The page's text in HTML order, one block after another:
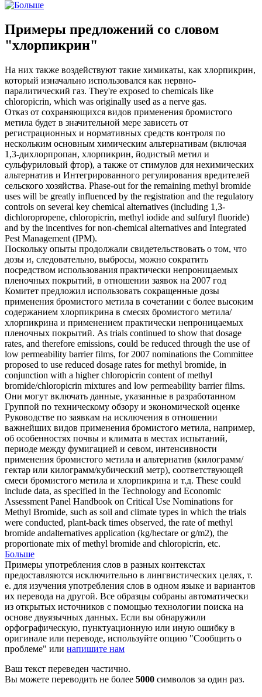
Примеры предложений со словом
"хлорпикрин"
На них также воздействуют такие химикаты, как хлорпикрин,
который изначально использовался как нервно-
паралитический газ. They're exposed to chemicals like
chloropicrin, which was originally used as a nerve gas.
Отказ от сохраняющихся видов применения бромистого
метила будет в значительной мере зависеть от
регистрационных и нормативных средств контроля по
нескольким основным химическим альтернативам (включая
1,3-дихлорпропан, хлорпикрин, йодистый метил и
сульфуриловый фтор), а также от стимулов для нехимических
альтернатив и Интегрированного регулирования вредителей
сельского хозяйства. Phase-out for the remaining methyl bromide
uses will be greatly influenced by the registration and the regulatory
controls on several key chemical alternatives (including 1,3-
dichloropropene, chloropicrin, methyl iodide and sulfuryl fluoride)
and by the incentives for non-chemical alternatives and Integrated
Pest Management (IPM).
Поскольку опыты продолжали свидетельствовать о том, что
дозы и, следовательно, выбросы, можно сократить
посредством использования практически непроницаемых
пленочных покрытий, в отношении заявок на 2007 год
Комитет предложил использовать сокращенные дозы
применения бромистого метила в сочетании с более высоким
содержанием хлорпикрина в смесях бромистого метила/
хлорпикрина и применением практически непроницаемых
пленочных покрытий. As trials continued to show that dosage
rates, and therefore emissions, could be reduced through the use of
low permeability barrier films, for 2007 nominations the Committee
proposed to use reduced dosage rates for methyl bromide, in
conjunction with a higherchloropicrin content of methyl
bromide/chloropicrin mixtures and low permeability barrier films.
Они могут включать данные, указанные в разработанном
Группой по техническому обзору и экономической оценке
Руководстве по заявкам на исключения в отношении
важнейших видов применения бромистого метила, например,
об особенностях почвы и климата в местах испытаний,
периоде между фумигацией и севом, интенсивности
применения бромистого метила и альтернатив (килограмм/
гектар или килограмм/кубический метр), соответствующей
смеси бромистого метила и хлорпикрина и т.д. These could
include data, as specified in the Technology and Economic
Assessment Panel Handbook on Critical Use Nominations for
Methyl Bromide, such as soil and climate types in which the trials
were conducted, plant-back times observed, the rate of methyl
bromide andalternatives application (kg/hectare or g/m2), the
proportionate mix of methyl bromide and chloropicrin, etc.
Больше
Примеры употребления слов в разных контекстах
предоставляются исключительно в лингвистических целях, т.
е. для изучения употребления слов в одном языке и вариантов
их перевода на другой. Все образцы собраны автоматически
из открытых источников с помощью технологии поиска на
основе двуязычных данных. Если вы обнаружили
орфографическую, пунктуационную или иную ошибку в
оригинале или переводе, используйте опцию "Сообщить о
проблеме" или напишите нам
Ваш текст переведен частично.
Вы можете переводить не более 5000 символов за один раз.